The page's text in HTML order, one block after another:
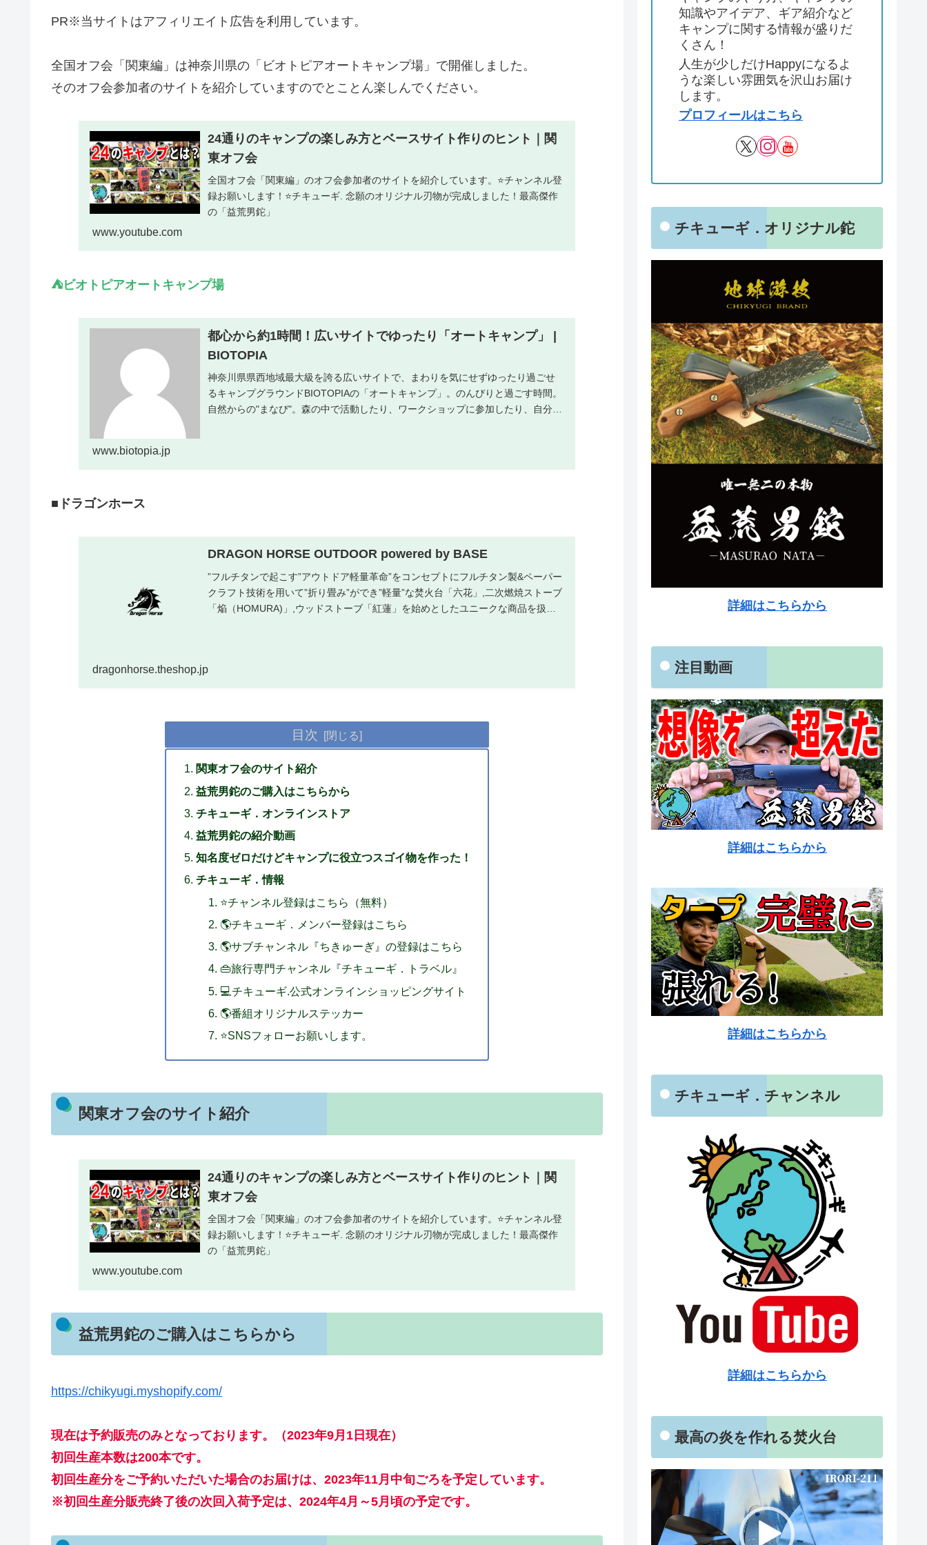
PR※当サイトはアフィリエイト広告を利用しています。
全国オフ会「関東編」は神奈川県の「ビオトピアオートキャンプ場」で開催しました。
そのオフ会参加者のサイトを紹介していますのでとことん楽しんでください。
24通りのキャンプの楽しみ方とベースサイト作りのヒント｜関
東オフ会
全国オフ会「関東編」のオフ会参加者のサイトを紹介しています。⭐チャンネル登
録お願いします！⭐チキューギ. 念願のオリジナル刃物が完成しました！最高傑作
の「益荒男鉈」
www.youtube.com
⛺ビオトピアオートキャンプ場
都心から約1時間！広いサイトでゆったり「オートキャンプ」 |
BIOTOPIA
神奈川県県西地域最大級を誇る広いサイトで、まわりを気にせずゆったり過ごせ
るキャンプグラウンドBIOTOPIAの「オートキャンプ」。のんびりと過ごす時間。
自然からの"まなび"。森の中で活動したり、ワークショップに参加したり、自分と
www.biotopia.jp
■ドラゴンホース
DRAGON HORSE OUTDOOR powered by BASE
”フルチタンで起こす”アウトドア軽量革命”をコンセプトにフルチタン製&ペーパー
クラフト技術を用いて”折り畳み”ができ”軽量”な焚火台「六花」,二次燃焼ストーブ
「焔（HOMURA)」,ウッドストーブ「紅蓮」を始めとしたユニークな商品を扱う
dragonhorse.theshop.jp
目次
関東オフ会のサイト紹介
益荒男鉈のご購入はこちらから
チキューギ．オンラインストア
益荒男鉈の紹介動画
知名度ゼロだけどキャンプに役立つスゴイ物を作った！
チキューギ．情報
⭐チャンネル登録はこちら（無料）
🌎チキューギ．メンバー登録はこちら
🌎サブチャンネル『ちきゅーぎ』の登録はこちら
👜旅行専門チャンネル『チキューギ．トラベル』
💻チキューギ.公式オンラインショッピングサイト
🌎番組オリジナルステッカー
⭐SNSフォローお願いします。
関東オフ会のサイト紹介
24通りのキャンプの楽しみ方とベースサイト作りのヒント｜関
東オフ会
全国オフ会「関東編」のオフ会参加者のサイトを紹介しています。⭐チャンネル登
録お願いします！⭐チキューギ. 念願のオリジナル刃物が完成しました！最高傑作
の「益荒男鉈」
www.youtube.com
益荒男鉈のご購入はこちらから
https://chikyugi.myshopify.com/
現在は予約販売のみとなっております。（2023年9月1日現在）
初回生産本数は200本です。
初回生産分をご予約いただいた場合のお届けは、2023年11月中旬ごろを予定しています。
※初回生産分販売終了後の次回入荷予定は、2024年4月～5月頃の予定です。
知識やアイデア、ギア紹介など
キャンプに関する情報が盛りだ
くさん！
人生が少しだけHappyになるよ
うな楽しい雰囲気を沢山お届け
します。
プロフィールはこちら
チキューギ．オリジナル鉈
詳細はこちらから
注目動画
詳細はこちらから
詳細はこちらから
チキューギ．チャンネル
詳細はこちらから
最高の炎を作れる焚火台
動
画